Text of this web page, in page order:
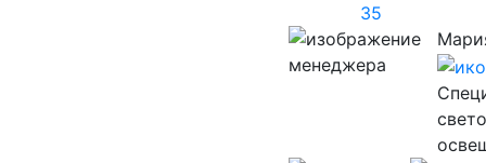
35